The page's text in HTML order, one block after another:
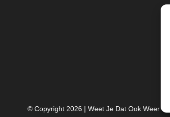
© Copyright 2026 | Weet Je Dat Ook Weer